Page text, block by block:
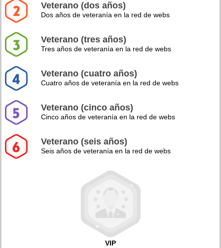
Veterano (dos años)
Dos años de veteranía en la red de webs
Veterano (tres años)
Tres años de veteranía en la red de webs
Veterano (cuatro años)
Cuatro años de veteranía en la red de webs
Veterano (cinco años)
Cinco años de veteranía en la red de webs
Veterano (seis años)
Seis años de veteranía en la red de webs
VIP